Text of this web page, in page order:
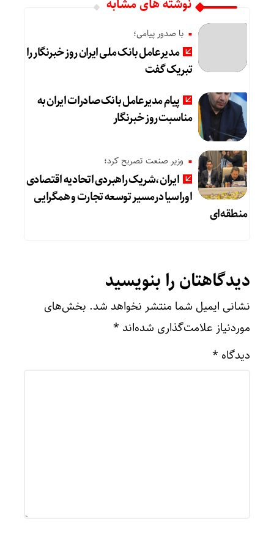
نوشته های مشابه
با صدور پیامی؛
مدیرعامل بانک ملی ایران روز خبرنگار را
تبریک گفت
پیام مدیرعامل بانک صادرات ایران به
مناسبت روز خبرنگار
وزیر صنعت تصریح کرد؛
ایران،شریک راهبردی اتحادیه اقتصادی
اوراسیا درمسیر توسعه تجارت و همگرایی
منطقه‌ای
دیدگاهتان را بنویسید
نشانی ایمیل شما منتشر نخواهد شد. بخش‌های
موردنیاز علامت‌گذاری شده‌اند *
دیدگاه *